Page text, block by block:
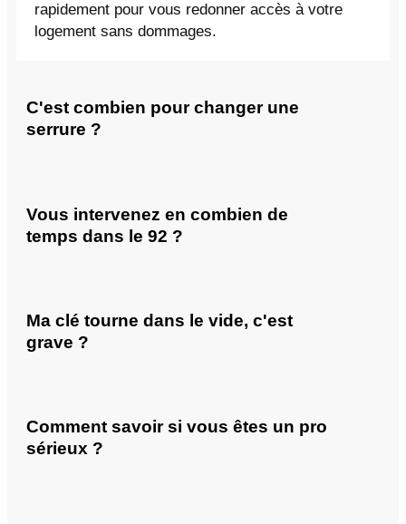
rapidement pour vous redonner accès à votre
logement sans dommages.
C'est combien pour changer une
serrure ?
Vous intervenez en combien de
temps dans le 92 ?
Ma clé tourne dans le vide, c'est
grave ?
Comment savoir si vous êtes un pro
sérieux ?